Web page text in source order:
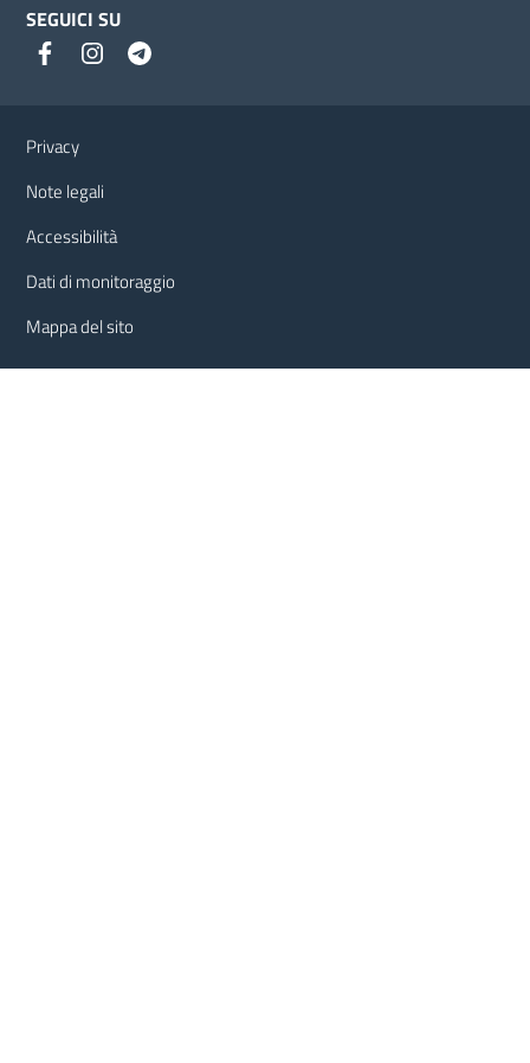
SEGUICI SU
Privacy
Note legali
Accessibilità
Dati di monitoraggio
Mappa del sito